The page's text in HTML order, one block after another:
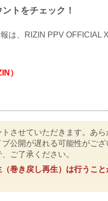
トをチェック！
は、RIZIN PPV OFFICIAL
）
させていただきます。あら
公開が遅れる可能性がござ
ご了承ください。
巻き戻し再生）は行うこ